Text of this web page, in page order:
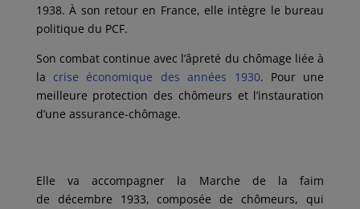
1938. À son retour en France, elle intègre le bureau
politique du PCF.
Son combat continue avec l’âpreté du chômage liée à
la crise économique des années 1930. Pour une
meilleure protection des chômeurs et l’instauration
d’une assurance-chômage.
Elle va accompagner la Marche de la faim
de décembre 1933, composée de chômeurs, qui